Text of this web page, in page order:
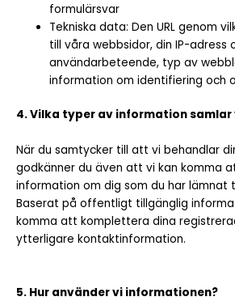
formulärsvar
Tekniska data: Den URL genom
till våra webbsidor, din IP-adress
användarbeteende, typ av
information om identifiering och
4. Vilka typer av information samlar
När du samtycker till att vi behandlar
godkänner du även att vi kan komma
information om dig som du har lämnat
Baserat på offentligt tillgänglig
komma att komplettera dina
ytterligare kontaktinformation.
5. Hur använder vi informationen?